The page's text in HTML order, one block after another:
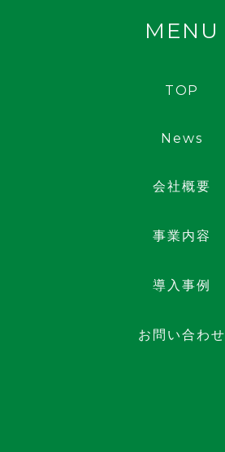
TOP
News
会社概要
事業内容
導入事例
お問い合わせ